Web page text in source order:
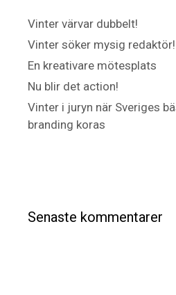
Vinter värvar dubbelt!
Vinter söker mysig redaktör!
En kreativare mötesplats
Nu blir det action!
Vinter i juryn när Sveriges
branding koras
Senaste kommentarer